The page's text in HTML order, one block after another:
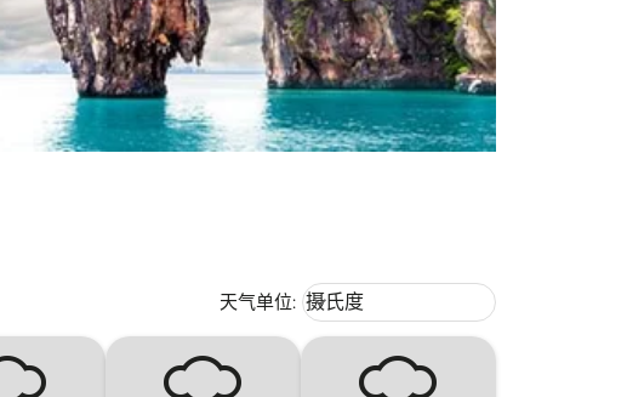
天气单位: Weather unit option 摄氏度
摄氏度
keyboard_arrow_down